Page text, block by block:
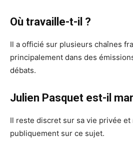
Où travaille-t-il ?
Il a officié sur plusieurs chaînes
principalement dans des
débats.
Julien Pasquet est-il
Il reste discret sur sa vie privée et
publiquement sur ce sujet.